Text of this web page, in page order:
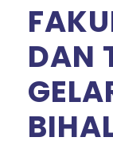
DAN